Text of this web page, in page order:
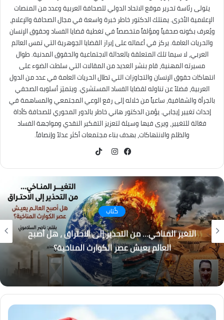
يتولى رئاسة تحرير موقع الاتحاد الدولي للصحافة العربية وعدد من المنصات
الإعلامية الأخرى. يمتلك الدكتور خاطر خبرة واسعة في مجال الصحافة والإعلام،
ويُعرف بكونه صحفياً ومؤلفاً متخصصاً في تغطية قضايا الفساد وحقوق الإنسان
والحريات العامة. يركز في أعماله على إبراز القضايا الجوهرية التي تمس العالم
العربي، لا سيما تلك المتعلقة بالعدالة الاجتماعية والحقوق المدنية. طوال
مسيرته المهنية، قام بنشر العديد من المقالات التي سلطت الضوء على
انتهاكات حقوق الإنسان والتجاوزات التي تطال الحريات العامة في عدد من الدول
العربية، فضلاً عن تناوله لقضايا الفساد المستشري. ويتميّز أسلوبه الصحفي
بالجرأة والشفافية، ساعياً من خلاله إلى رفع الوعي المجتمعي والمساهمة في
إحداث تغيير إيجابي. يؤمن الدكتور هاني خاطر بالدور المحوري للصحافة كأداة
فعّالة للتغيير، ويرى فيها وسيلة لتعزيز التفكير النقدي ومواجهة الفساد
والظلم والانتهاكات، بهدف بناء مجتمعات أكثر عدلاً وإنصافاً.
كُتاب
التغير المناخي… من التحذير إلى الاحتراق ، هل أصبح
العالم يعيش عصر الكوارث المناخية؟